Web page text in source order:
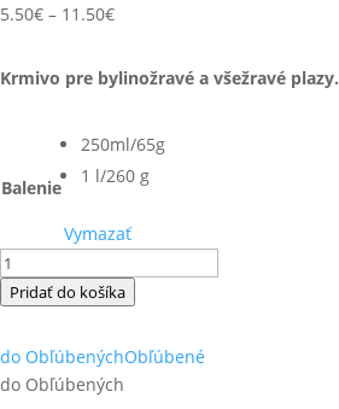
5.50€ – 11.50€
Krmivo pre bylinožravé a všežravé plazy.
Balenie
250ml/65g
1 l/260 g
Vymazať
množstvo
Tropical
Soft
Herbivore
Pridať do košíka
do ObľúbenýchObľúbené
do Obľúbených